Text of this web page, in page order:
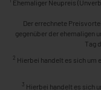
Ehemaliger Neupreis
Der errechnete
gegenüber der ehemaligen
Tag
2 Hierbei handelt es sich um
3 Hierbei handelt es sich